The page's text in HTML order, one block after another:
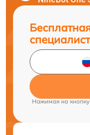
Нажимая на